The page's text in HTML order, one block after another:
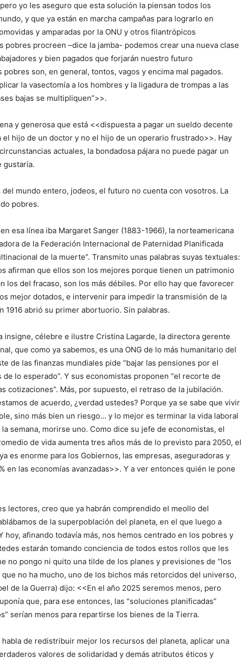
yo les aseguro que esta solución la piensan todos los
y que ya están en marcha campañas para lograrlo en
y amparadas por la ONU y otros filantrópicos
pobres procreen –dice la jamba- podemos crear una nueva clase
y bien pagados que forjarán nuestro futuro
son, en general, tontos, vagos y encima mal pagados.
la vasectomía a los hombres y la ligadura de trompas a las
bajas se multipliquen”>>.
y generosa que está <<dispuesta a pagar un sueldo decente
hijo de un doctor y no el hijo de un operario frustrado>>. Hay
actuales, la bondadosa pájara no puede pagar un
gustaría.
mundo entero, jodeos, el futuro no cuenta con vosotros. La
pobres.
esa línea iba Margaret Sanger (1883-1966), la norteamericana
de la Federación Internacional de Paternidad Planificada
de la muerte”. Transmito unas palabras suyas textuales:
afirman que ellos son los mejores porque tienen un patrimonio
los del fracaso, son los más débiles. Por ello hay que favorecer
mejor dotados, e intervenir para impedir la transmisión de la
1916 abrió su primer abortuorio. Sin palabras.
insigne, célebre e ilustre Cristina Lagarde, la directora gerente
que como ya sabemos, es una ONG de lo más humanitario del
de las finanzas mundiales pide “bajar las pensiones por el
lo esperado”. Y sus economistas proponen “el recorte de
cotizaciones”. Más, por supuesto, el retraso de la jubilación.
de acuerdo, ¿verdad ustedes? Porque ya se sabe que vivir
sino más bien un riesgo… y lo mejor es terminar la vida laboral
semana, morirse uno. Como dice su jefe de economistas, el
de vida aumenta tres años más de lo previsto para 2050, el
es enorme para los Gobiernos, las empresas, aseguradoras y
en las economías avanzadas>>. Y a ver entonces quién le pone
lectores, creo que ya habrán comprendido el meollo del
de la superpoblación del planeta, en el que luego a
hoy, afinando todavía más, nos hemos centrado en los pobres y
estarán tomando conciencia de todos estos rollos que les
no pongo ni quito una tilde de los planes y previsiones de “los
que no ha mucho, uno de los bichos más retorcidos del universo,
de la Guerra) dijo: <<En el año 2025 seremos menos, pero
que, para ese entonces, las “soluciones planificadas”
serían menos para repartirse los bienes de la Tierra.
de redistribuir mejor los recursos del planeta, aplicar una
valores de solidaridad y demás atributos éticos y